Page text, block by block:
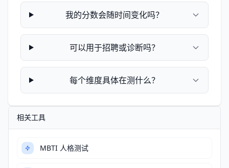
我的分数会随时间变化吗？
可以用于招聘或诊断吗？
每个维度具体在测什么？
相关工具
MBTI 人格测试